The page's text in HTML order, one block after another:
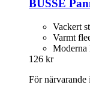
BUSSE
Vackert
Varmt
Moderna
126 kr
För